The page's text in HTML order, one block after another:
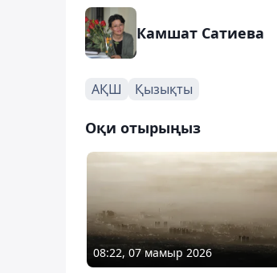
Камшат Сатиева
АҚШ Қызықты
Оқи отырыңыз
08:22, 07 мамыр 2026